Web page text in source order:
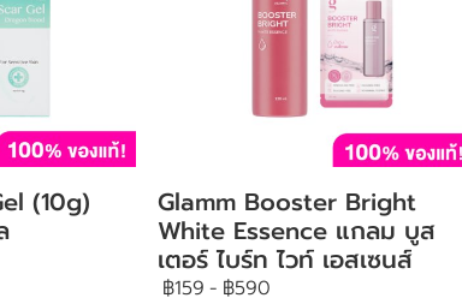
(10g)
Glamm Booster Bright
White Essence แกลม บูส
เตอร์ ไบร์ท ไวท์ เอสเซนส์
฿159 - ฿590